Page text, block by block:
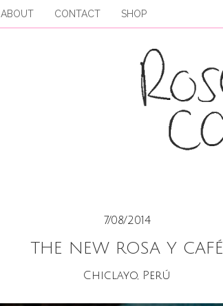
ABOUT CONTACT SHOP
7/08/2014
THE NEW ROSA Y CAFÉ
Chiclayo, Perú